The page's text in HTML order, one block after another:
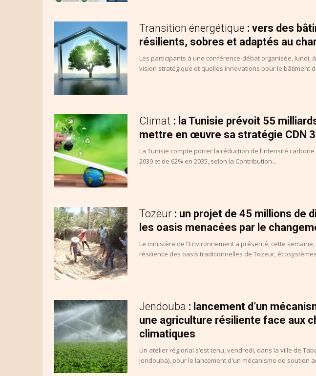
Transition énergétique : vers des
résilients, sobres et adaptés au
Les participants à une conférence-débat organisée, lundi,
vision stratégique et quelles innovations pour le bâtiment
Climat : la Tunisie prévoit 55
mettre en œuvre sa stratégie CDN
La Tunisie compte porter la réduction de l’intensité
2030 et de 62% en 2035, selon la Contribution...
Tozeur : un projet de 45 millions de
les oasis menacées par le
Le ministère de l’Environnement a présenté, cette
résilience des oasis traditionnelles de Tozeur,
Jendouba : lancement d’un
une agriculture résiliente face aux
climatiques
Un atelier régional s’est tenu, vendredi, dans la ville de
Jendouba), pour le lancement d'un mécanisme de soutien